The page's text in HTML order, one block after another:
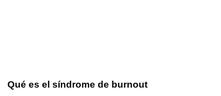
Qué es el síndrome de burnout